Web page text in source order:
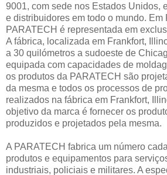
9001, com sede nos Estados Unidos,
e distribuidores em todo o mundo. Em
PARATECH é representada em
A fábrica, localizada em Frankfort,
a 30 quilómetros a sudoeste de
equipada com capacidades de
os produtos da PARATECH são
da mesma e todos os processos de
realizados na fábrica em Frankfort,
objetivo da marca é fornecer os
produzidos e projetados pela mesma.
A PARATECH fabrica um número
produtos e equipamentos para
industriais, policiais e militares. A